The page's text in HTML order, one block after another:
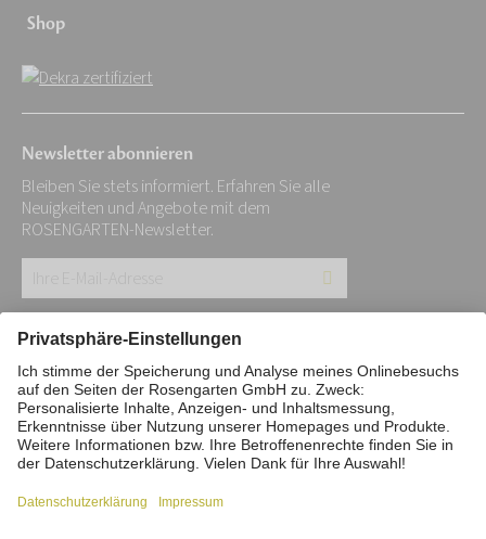
Shop
Newsletter abonnieren
Bleiben Sie stets informiert. Erfahren Sie alle
Neuigkeiten und Angebote mit dem
ROSENGARTEN-Newsletter.
E-
Mail-
Adresse:
*
Impressum Datenschutz
Stiftung
Interne Meldestelle
Zahlungsmittel
Barrierefreiheitserklärung
Vertrag widerrufen